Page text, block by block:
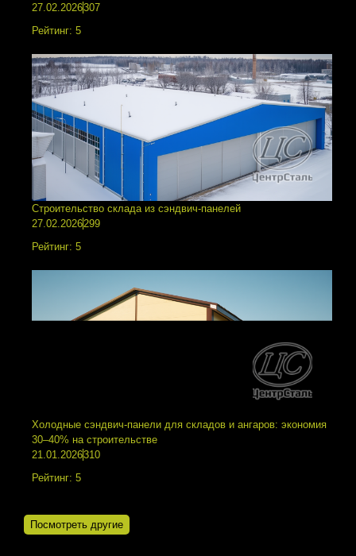
27.02.2026307
Рейтинг: 5
Строительство склада из сэндвич-панелей
27.02.2026299
Рейтинг: 5
Холодные сэндвич-панели для складов и ангаров: экономия
30–40% на строительстве
21.01.2026310
Рейтинг: 5
Посмотреть другие